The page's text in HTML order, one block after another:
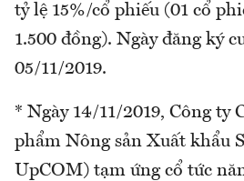
tỷ lệ 15%/cổ phiếu (01 cổ
1.500 đồng). Ngày đăng ký
05/11/2019.
* Ngày 14/11/2019, Công ty
phẩm Nông sản Xuất khẩu
UpCOM) tạm ứng cổ tức